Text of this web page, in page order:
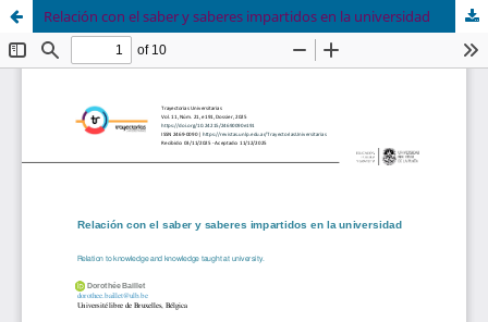
Relación con el saber y saberes impartidos en la universidad